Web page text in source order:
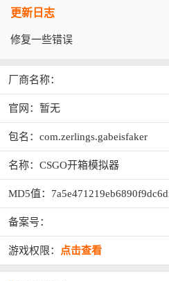
更新日志
修复一些错误
厂商名称：
官网：暂无
包名：com.zerlings.gabeisfaker
名称：CSGO开箱模拟器
MD5值：
备案号：
游戏权限： 点击查看